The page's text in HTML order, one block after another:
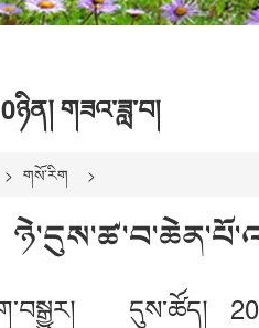
གཟའ་ཟླ་བ།
གསོ་རིག
དུས་ཚོད།